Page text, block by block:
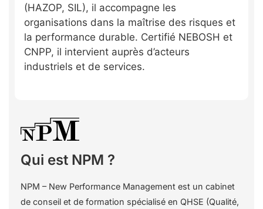
(HAZOP, SIL), il accompagne les
organisations dans la maîtrise des risques et
la performance durable. Certifié NEBOSH et
CNPP, il intervient auprès d’acteurs
industriels et de services.
Qui est NPM ?
NPM – New Performance Management est un cabinet
de conseil et de formation spécialisé en QHSE (Qualité,